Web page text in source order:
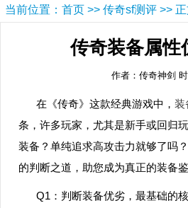
当前位置： 首页 >> 传奇sf测评 >>
传奇装备属性
作者：传奇神剑
在《传奇》这款经典游戏中， 装
条，许多玩家，尤其是新手或回归
装备？单纯追求高攻击力就够了吗
的判断之道，助您成为真正的装备鉴
Q1：判断装备优劣，最基础的